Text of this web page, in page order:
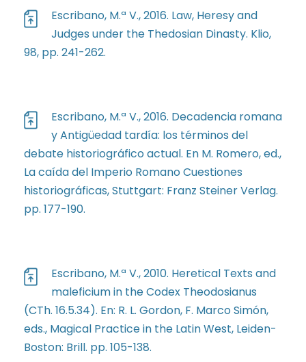
Escribano, M.ª V., 2016. Law, Heresy and
Judges under the Thedosian Dinasty. Klio,
98, pp. 241-262.
Escribano, M.ª V., 2016. Decadencia romana
y Antigüedad tardía: los términos del
debate historiográfico actual. En M. Romero, ed.,
La caída del Imperio Romano Cuestiones
historiográficas, Stuttgart: Franz Steiner Verlag.
pp. 177-190.
Escribano, M.ª V., 2010. Heretical Texts and
maleficium in the Codex Theodosianus
(CTh. 16.5.34). En: R. L. Gordon, F. Marco Simón,
eds., Magical Practice in the Latin West, Leiden-
Boston: Brill. pp. 105-138.